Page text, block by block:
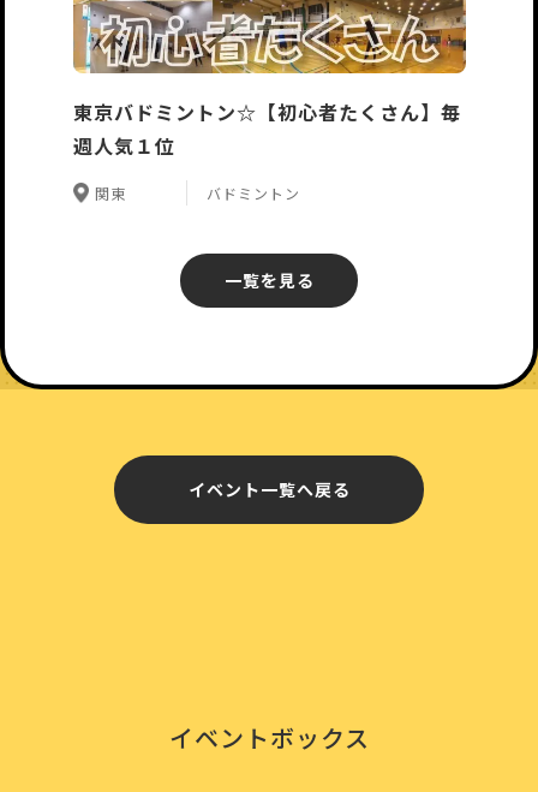
東京バドミントン☆【初心者たくさん】毎
週人気１位
関東 バドミントン
一覧を見る
イベント一覧へ戻る
イベントボックス